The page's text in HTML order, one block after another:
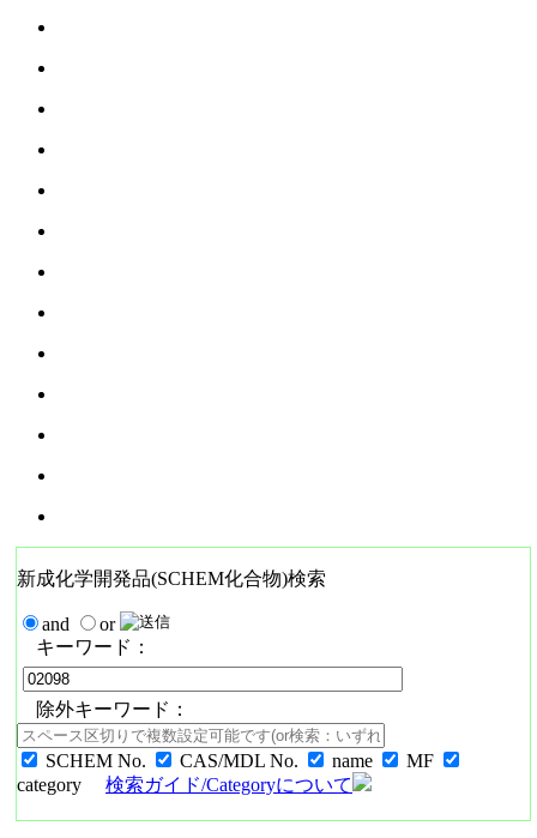
新成化学開発品(SCHEM化合物)検索
and
or
キーワード：
除外キーワード：
SCHEM No. CAS/MDL No. name
MF
category
検索ガイド/Categoryについて